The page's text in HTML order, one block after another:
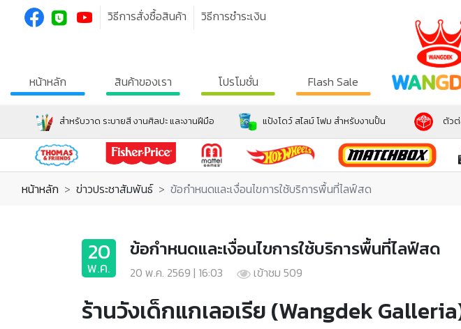
วิธีการสั่งซื้อสินค้า วิธีการชำระเงิน
หน้าหลัก สินค้าของเรา โปรโมชั่น Flash Sale
สำหรับวาด ระบายสี งานศิลปะ และงานฝีมือ แป้งโดว์ สไลม์ โฟม สำหรับงานปั้น ตัว
หน้าหลัก ข่าวประชาสัมพันธ์ ข้อกำหนดและเงื่อนไขการใช้บริการพื้นที่ไลฟ์สด
พ.ค.
ข้อกำหนดและเงื่อนไขการใช้บริการพื้นที่ไลฟ์สด
20 พ.ค. 2569 | 16:03 เข้าชม 509
ร้านวังเด็กแกเลอเรีย (Wangdek